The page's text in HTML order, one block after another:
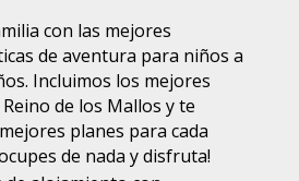
con las mejores
de aventura para niños a
Incluimos los mejores
de los Mallos y te
planes para cada
de nada y disfruta!